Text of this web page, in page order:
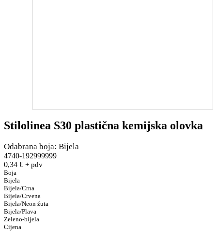
Stilolinea S30 plastična kemijska olovka
Odabrana boja: Bijela
4740-192999999
0,34 € + pdv
Boja
Bijela
Bijela/Crna
Bijela/Crvena
Bijela/Neon žuta
Bijela/Plava
Zeleno‑bijela
Cijena